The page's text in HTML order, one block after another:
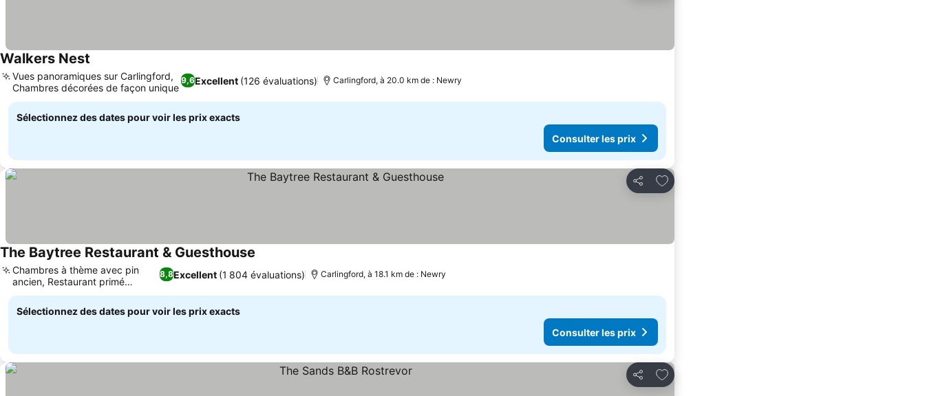
Walkers Nest
9,6Excellent (126 évaluations)
Vues panoramiques sur Carlingford,
Chambres décorées de façon unique
Carlingford, à 20.0 km de : Newry
Sélectionnez des dates pour voir les prix exacts
Consulter les prix
Partager
Ajouter à mes favoris
The Baytree Restaurant & Guesthouse
8,8Excellent (1 804 évaluations)
Chambres à thème avec pin
ancien, Restaurant primé
Baytree
Carlingford, à 18.1 km de : Newry
Sélectionnez des dates pour voir les prix exacts
Consulter les prix
Partager
Ajouter à mes favoris